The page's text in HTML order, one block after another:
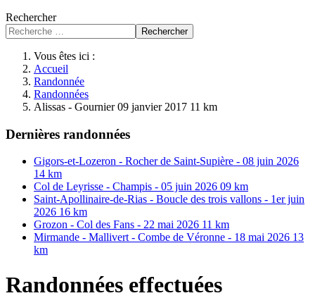
Rechercher
Rechercher
Vous êtes ici :
Accueil
Randonnée
Randonnées
Alissas - Gournier 09 janvier 2017 11 km
Dernières randonnées
Gigors-et-Lozeron - Rocher de Saint-Supière - 08 juin 2026
14 km
Col de Leyrisse - Champis - 05 juin 2026 09 km
Saint-Apollinaire-de-Rias - Boucle des trois vallons - 1er juin
2026 16 km
Grozon - Col des Fans - 22 mai 2026 11 km
Mirmande - Mallivert - Combe de Véronne - 18 mai 2026 13
km
Randonnées effectuées